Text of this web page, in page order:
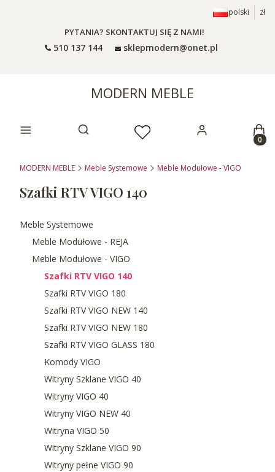
polski zł
PYTANIA? SKONTAKTUJ SIĘ Z NAMI!
510 137 144 sklepmodern@onet.pl
MODERN MEBLE
Otwórz wyszukiwarkę
MODERN MEBLE Meble Systemowe Meble Modułowe - VIGO
Szafki RTV VIGO 140
Meble Systemowe
Meble Modułowe - REJA
Meble Modułowe - VIGO
Szafki RTV VIGO 140
Szafki RTV VIGO 180
Szafki RTV VIGO NEW 140
Szafki RTV VIGO NEW 180
Szafki RTV VIGO GLASS 180
Komody VIGO
Witryny Szklane VIGO 40
Witryny VIGO 40
Witryny VIGO NEW 40
Witryna VIGO 50
Witryny Szklane VIGO 90
Witryny pełne VIGO 90